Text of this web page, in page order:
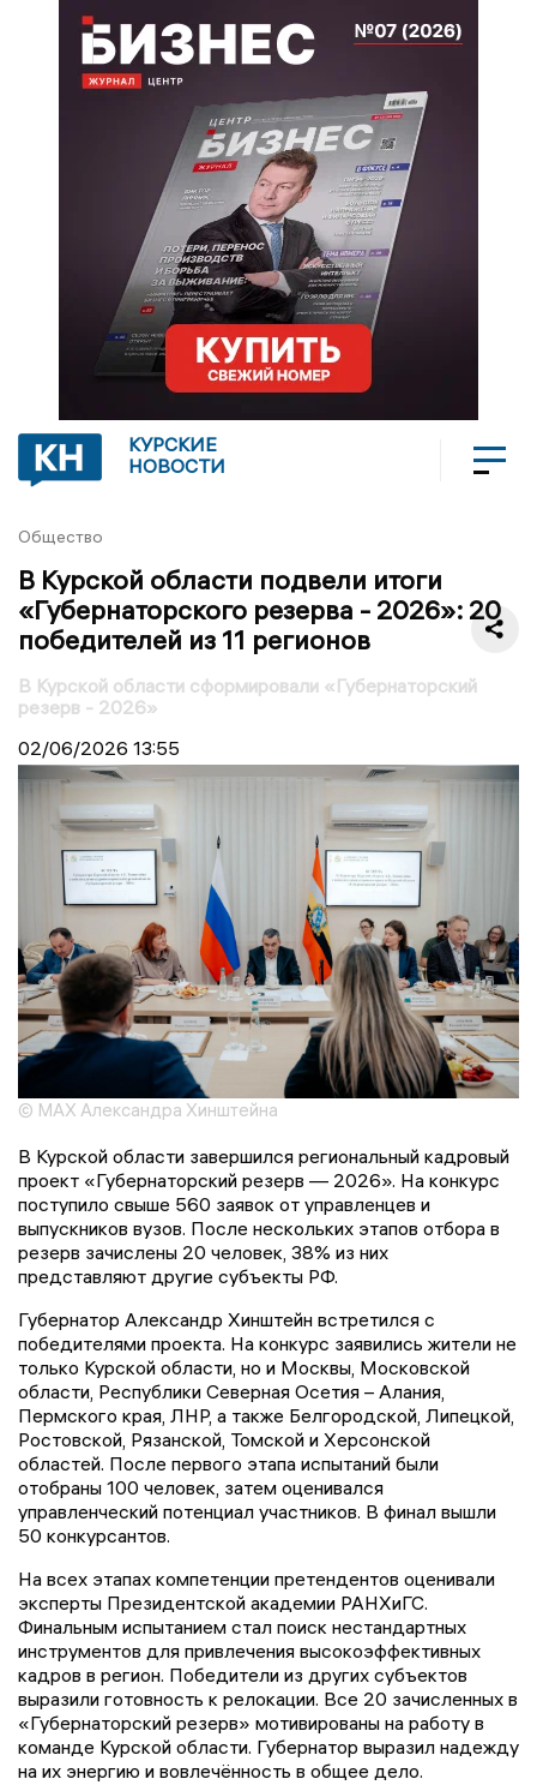
КУРСКИЕ
НОВОСТИ
Общество
В Курской области подвели итоги
«Губернаторского резерва - 2026»: 20
победителей из 11 регионов
В Курской области сформировали «Губернаторский
резерв - 2026»
02/06/2026 13:55
© МАХ Александра Хинштейна
В Курской области завершился региональный кадровый
проект «Губернаторский резерв — 2026». На конкурс
поступило свыше 560 заявок от управленцев и
выпускников вузов. После нескольких этапов отбора в
резерв зачислены 20 человек, 38% из них
представляют другие субъекты РФ.
Губернатор Александр Хинштейн встретился с
победителями проекта. На конкурс заявились жители не
только Курской области, но и Москвы, Московской
области, Республики Северная Осетия – Алания,
Пермского края, ЛНР, а также Белгородской, Липецкой,
Ростовской, Рязанской, Томской и Херсонской
областей. После первого этапа испытаний были
отобраны 100 человек, затем оценивался
управленческий потенциал участников. В финал вышли
50 конкурсантов.
На всех этапах компетенции претендентов оценивали
эксперты Президентской академии РАНХиГС.
Финальным испытанием стал поиск нестандартных
инструментов для привлечения высокоэффективных
кадров в регион. Победители из других субъектов
выразили готовность к релокации. Все 20 зачисленных в
«Губернаторский резерв» мотивированы на работу в
команде Курской области. Губернатор выразил надежду
на их энергию и вовлечённость в общее дело.